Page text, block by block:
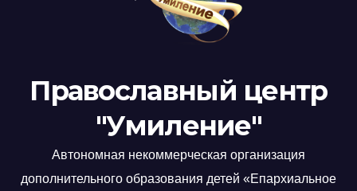
Православный центр
"Умиление"
Автономная некоммерческая организация
дополнительного образования детей «Епархиальное